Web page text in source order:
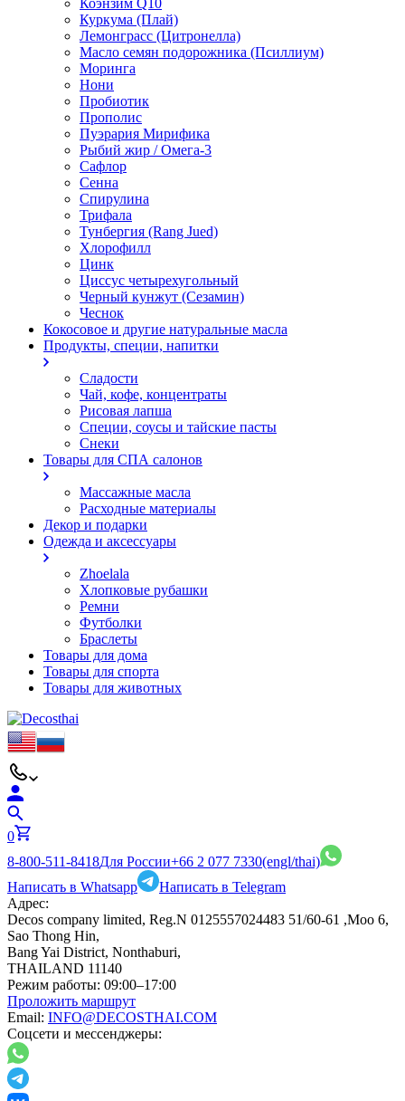
Коэнзим Q10
Куркума (Плай)
Лемонграсс (Цитронелла)
Масло семян подорожника (Псиллиум)
Моринга
Нони
Пробиотик
Прополис
Пуэрария Мирифика
Рыбий жир / Омега-3
Сафлор
Сенна
Спирулина
Трифала
Тунбергия (Rang Jued)
Хлорофилл
Цинк
Циссус четырехугольный
Черный кунжут (Сезамин)
Чеснок
Кокосовое и другие натуральные масла
Продукты, специи, напитки
Сладости
Чай, кофе, концентраты
Рисовая лапша
Специи, соусы и тайские пасты
Снеки
Товары для СПА салонов
Массажные масла
Расходные материалы
Декор и подарки
Одежда и аксессуары
Zhoelala
Хлопковые рубашки
Ремни
Футболки
Браслеты
Товары для дома
Товары для спорта
Товары для животных
0
8-800-511-8418Для России+66 2 077 7330(engl/thai)
Написать в Whatsapp
Написать в Telegram
Адрес:
Decos company limited, Reg.N 0125557024483 51/60-61 ,Moo 6,
Sao Thong Hin,
Bang Yai District, Nonthaburi,
THAILAND 11140
Режим работы: 09:00–17:00
Проложить маршрут
Email: INFO@DECOSTHAI.COM
Соцсети и мессенджеры: